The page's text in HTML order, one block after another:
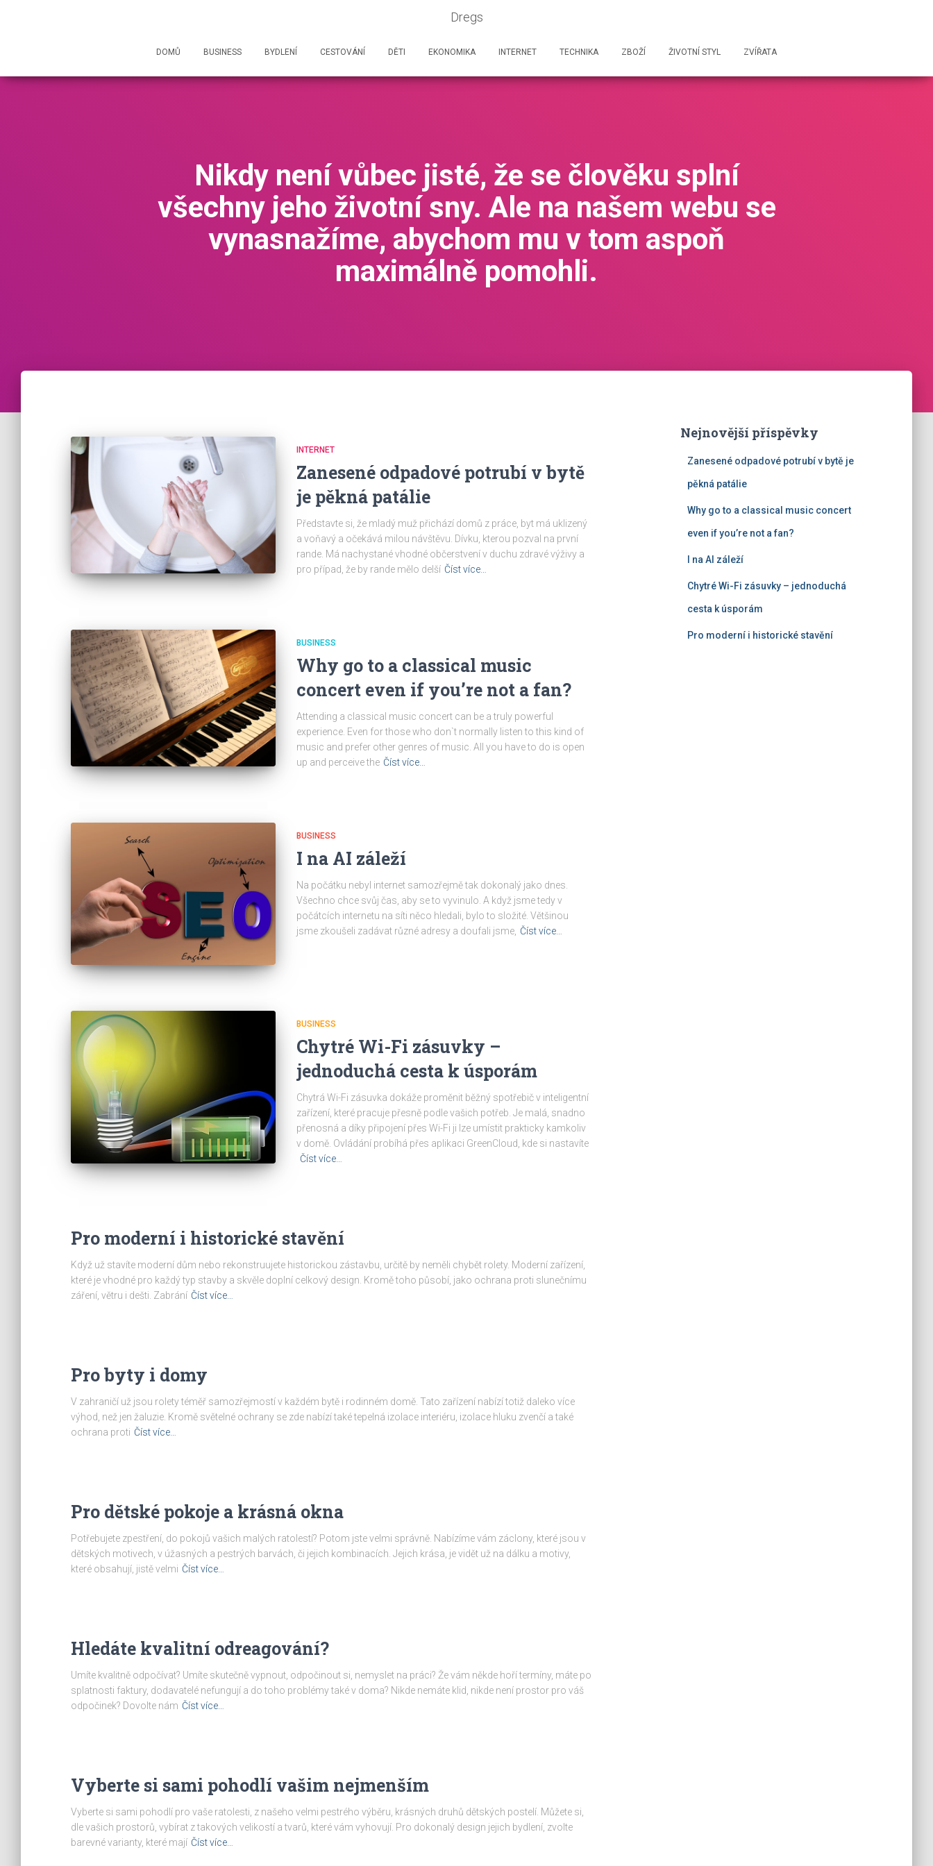
Dregs
DOMŮ BUSINESS BYDLENÍ CESTOVÁNÍ DĚTI EKONOMIKA INTERNET TECHNIKA ZBOŽÍ ŽIVOTNÍ STYL ZVÍŘATA
Nikdy není vůbec jisté, že se člověku splní
všechny jeho životní sny. Ale na našem webu se
vynasnažíme, abychom mu v tom aspoň
maximálně pomohli.
INTERNET
Zanesené odpadové potrubí v bytě
je pěkná patálie
Představte si, že mladý muž přichází domů z práce, byt má uklizený
a voňavý a očekává milou návštěvu. Dívku, kterou pozval na první
rande. Má nachystané vhodné občerstvení v duchu zdravé výživy a
pro případ, že by rande mělo delší Číst více…
BUSINESS
Why go to a classical music
concert even if you’re not a fan?
Attending a classical music concert can be a truly powerful
experience. Even for those who don`t normally listen to this kind of
music and prefer other genres of music. All you have to do is open
up and perceive the Číst více…
BUSINESS
I na AI záleží
Na počátku nebyl internet samozřejmě tak dokonalý jako dnes.
Všechno chce svůj čas, aby se to vyvinulo. A když jsme tedy v
počátcích internetu na síti něco hledali, bylo to složité. Většinou
jsme zkoušeli zadávat různé adresy a doufali jsme, Číst více…
BUSINESS
Chytré Wi-Fi zásuvky –
jednoduchá cesta k úsporám
Chytrá Wi-Fi zásuvka dokáže proměnit běžný spotřebič v inteligentní
zařízení, které pracuje přesně podle vašich potřeb. Je malá, snadno
přenosná a díky připojení přes Wi-Fi ji lze umístit prakticky kamkoliv
v domě. Ovládání probíhá přes aplikaci GreenCloud, kde si nastavíte
Číst více…
Pro moderní i historické stavění
Když už stavíte moderní dům nebo rekonstruujete historickou zástavbu, určitě by neměli chybět rolety. Moderní zařízení,
které je vhodné pro každý typ stavby a skvěle doplní celkový design. Kromě toho působí, jako ochrana proti slunečnímu
záření, větru i dešti. Zabrání Číst více…
Pro byty i domy
V zahraničí už jsou rolety téměř samozřejmostí v každém bytě i rodinném domě. Tato zařízení nabízí totiž daleko více
výhod, než jen žaluzie. Kromě světelné ochrany se zde nabízí také tepelná izolace interiéru, izolace hluku zvenčí a také
ochrana proti Číst více…
Pro dětské pokoje a krásná okna
Potřebujete zpestření, do pokojů vašich malých ratolestí? Potom jste velmi správně. Nabízíme vám záclony, které jsou v
dětských motivech, v úžasných a pestrých barvách, či jejich kombinacích. Jejich krása, je vidět už na dálku a motivy,
které obsahují, jistě velmi Číst více…
Hledáte kvalitní odreagování?
Umíte kvalitně odpočívat? Umíte skutečně vypnout, odpočinout si, nemyslet na práci? Že vám někde hoří termíny, máte po
splatnosti faktury, dodavatelé nefungují a do toho problémy také v doma? Nikde nemáte klid, nikde není prostor pro váš
odpočinek? Dovolte nám Číst více…
Vyberte si sami pohodlí vašim nejmenším
Vyberte si sami pohodlí pro vaše ratolesti, z našeho velmi pestrého výběru, krásných druhů dětských postelí. Můžete si,
dle vašich prostorů, vybírat z takových velikostí a tvarů, které vám vyhovují. Pro dokonalý design jejich bydlení, zvolte
barevné varianty, které mají Číst více…
Nejnovější příspěvky
Zanesené odpadové potrubí v bytě je
pěkná patálie
Why go to a classical music concert
even if you’re not a fan?
I na AI záleží
Chytré Wi-Fi zásuvky – jednoduchá
cesta k úsporám
Pro moderní i historické stavění